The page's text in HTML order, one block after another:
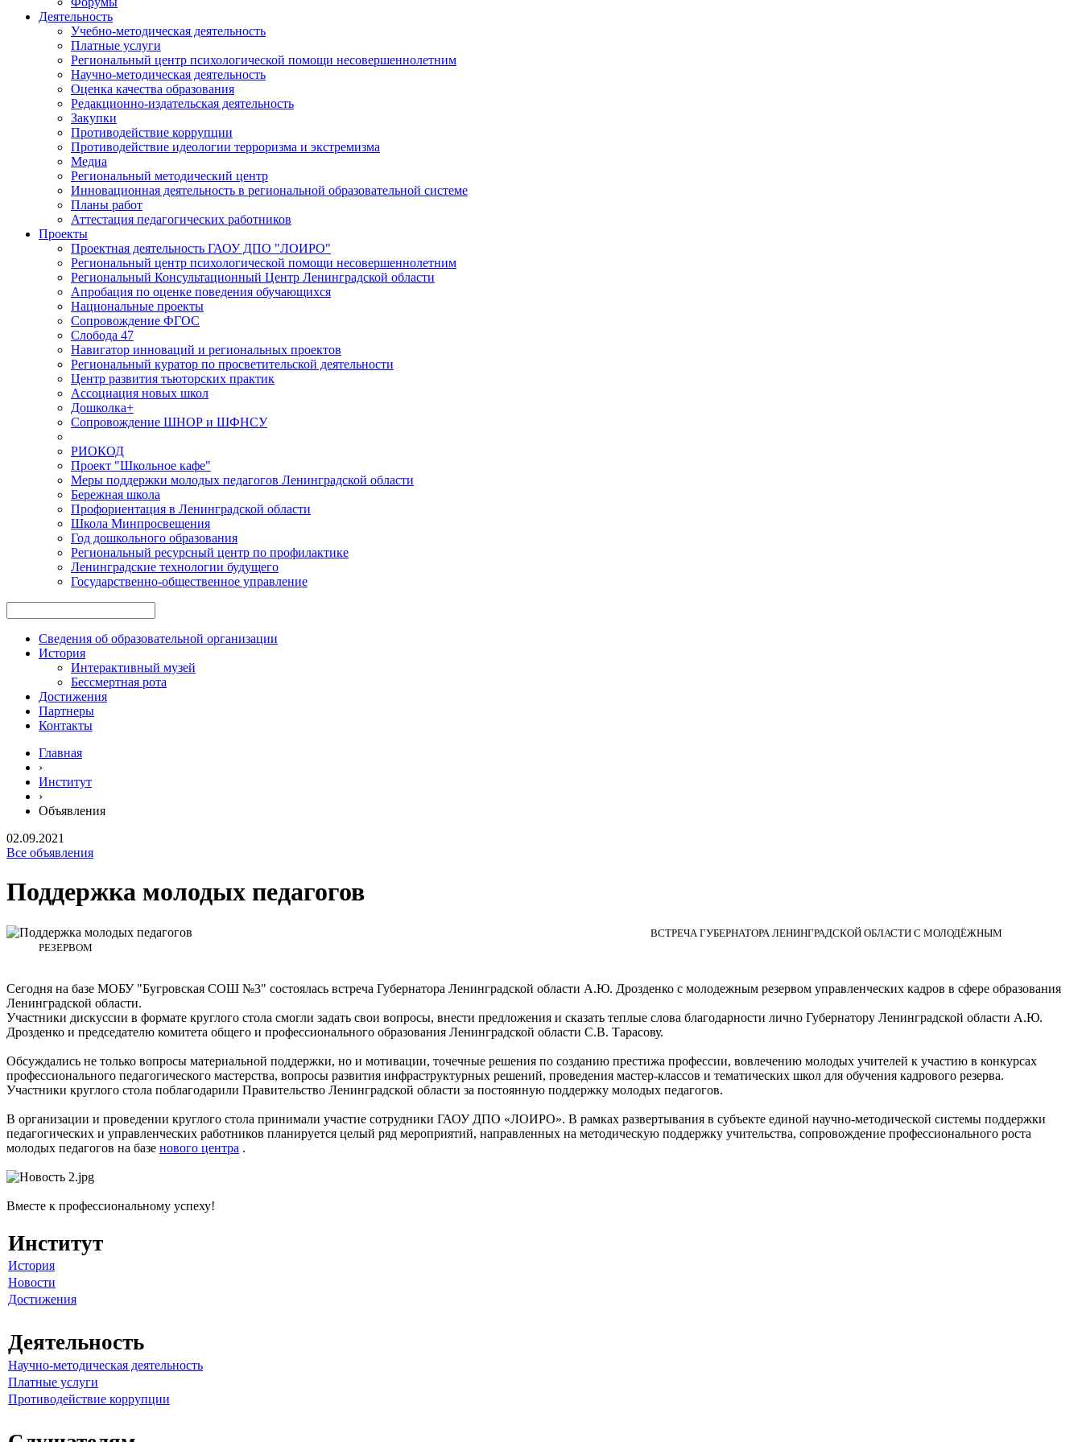
Деятельность
Учебно-методическая деятельность
Платные услуги
Региональный центр психологической помощи несовершеннолетним
Научно-методическая деятельность
Оценка качества образования
Редакционно-издательская деятельность
Закупки
Противодействие коррупции
Противодействие идеологии терроризма и экстремизма
Медиа
Региональный методический центр
Инновационная деятельность в региональной образовательной системе
Планы работ
Аттестация педагогических работников
Проекты
Проектная деятельность ГАОУ ДПО "ЛОИРО"
Региональный центр психологической помощи несовершеннолетним
Региональный Консультационный Центр Ленинградской области
Апробация по оценке поведения обучающихся
Национальные проекты
Сопровождение ФГОС
Слобода 47
Навигатор инноваций и региональных проектов
Региональный куратор по просветительской деятельности
Центр развития тьюторских практик
Ассоциация новых школ
Дошколка+
Сопровождение ШНОР и ШФНСУ
РИОКОД
Проект "Школьное кафе"
Меры поддержки молодых педагогов Ленинградской области
Бережная школа
Профориентация в Ленинградской области
Школа Минпросвещения
Год дошкольного образования
Региональный ресурсный центр по профилактике
Ленинградские технологии будущего
Государственно-общественное управление
Сведения об образовательной организации
История
Интерактивный музей
Бессмертная рота
Достижения
Партнеры
Контакты
Главная
›
Институт
›
Объявления
02.09.2021
Все объявления
Поддержка молодых педагогов
ВСТРЕЧА ГУБЕРНАТОРА ЛЕНИНГРАДСКОЙ ОБЛАСТИ С МОЛОДЁЖНЫМ
РЕЗЕРВОМ
Сегодня на базе МОБУ "Бугровская СОШ №3" состоялась встреча Губернатора Ленинградской области А.Ю. Дрозденко с молодежным резервом управленческих кадров в сфере образования
Ленинградской области.
Участники дискуссии в формате круглого стола смогли задать свои вопросы, внести предложения и сказать теплые слова благодарности лично Губернатору Ленинградской области А.Ю.
Дрозденко и председателю комитета общего и профессионального образования Ленинградской области С.В. Тарасову.
Обсуждались не только вопросы материальной поддержки, но и мотивации, точечные решения по созданию престижа профессии, вовлечению молодых учителей к участию в конкурсах
профессионального педагогического мастерства, вопросы развития инфраструктурных решений, проведения мастер-классов и тематических школ для обучения кадрового резерва.
Участники круглого стола поблагодарили Правительство Ленинградской области за постоянную поддержку молодых педагогов.
В организации и проведении круглого стола принимали участие сотрудники ГАОУ ДПО «ЛОИРО». В рамках развертывания в субъекте единой научно-методической системы поддержки
педагогических и управленческих работников планируется целый ряд мероприятий, направленных на методическую поддержку учительства, сопровождение профессионального роста
молодых педагогов на базе нового центра .
Вместе к профессиональному успеху!
Институт
История
Новости
Достижения
Деятельность
Научно-методическая деятельность
Платные услуги
Противодействие коррупции